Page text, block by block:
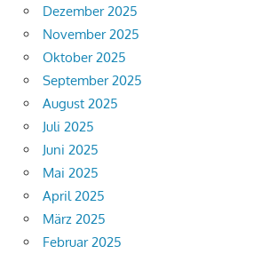
Dezember 2025
November 2025
Oktober 2025
September 2025
August 2025
Juli 2025
Juni 2025
Mai 2025
April 2025
März 2025
Februar 2025